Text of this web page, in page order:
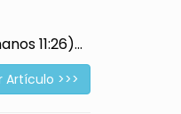
11:26)...
Artículo >>>